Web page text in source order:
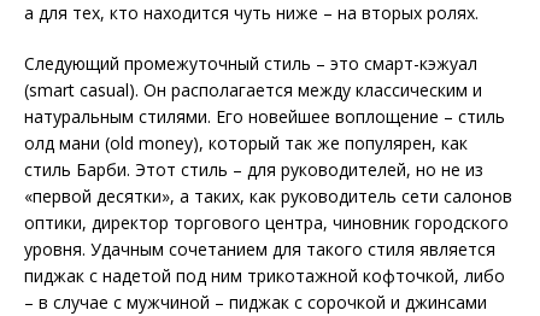
а для тех, кто находится чуть ниже – на вторых ролях.
Следующий промежуточный стиль – это смарт-кэжуал
(smart casual). Он располагается между классическим и
натуральным стилями. Его новейшее воплощение – стиль
олд мани (old money), который так же популярен, как
стиль Барби. Этот стиль – для руководителей, но не из
«первой десятки», а таких, как руководитель сети салонов
оптики, директор торгового центра, чиновник городского
уровня. Удачным сочетанием для такого стиля является
пиджак с надетой под ним трикотажной кофточкой, либо
– в случае с мужчиной – пиджак с сорочкой и джинсами